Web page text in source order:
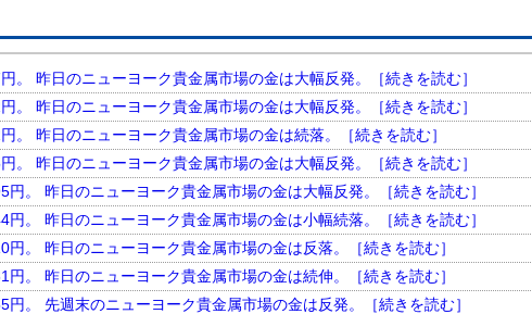
。 昨日のニューヨーク貴金属市場の金は大幅反発。［続きを読む］
。 昨日のニューヨーク貴金属市場の金は大幅反発。［続きを読む］
。 昨日のニューヨーク貴金属市場の金は続落。［続きを読む］
。 昨日のニューヨーク貴金属市場の金は大幅反発。［続きを読む］
。 昨日のニューヨーク貴金属市場の金は大幅反発。［続きを読む］
。 昨日のニューヨーク貴金属市場の金は小幅続落。［続きを読む］
。 昨日のニューヨーク貴金属市場の金は反落。［続きを読む］
。 昨日のニューヨーク貴金属市場の金は続伸。［続きを読む］
。 先週末のニューヨーク貴金属市場の金は反発。［続きを読む］